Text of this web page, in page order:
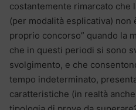
costantemente rimarcato che
(per modalità esplicativa) non
proprio concorso” quando la
che in questi periodi si sono
svolgimento, e che
tempo indeterminato,
caratteristiche (in realtà